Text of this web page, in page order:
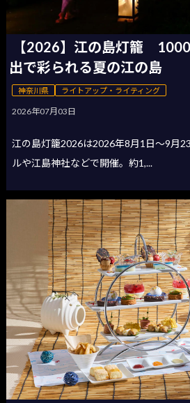
【2026】江の島灯籠
出で彩られる夏の江の島
神奈川県 ライトアップ・ライティング
2026年07月03日
江の島灯籠2026は2026年8月1日〜9月
ルや江島神社などで開催。約1,...